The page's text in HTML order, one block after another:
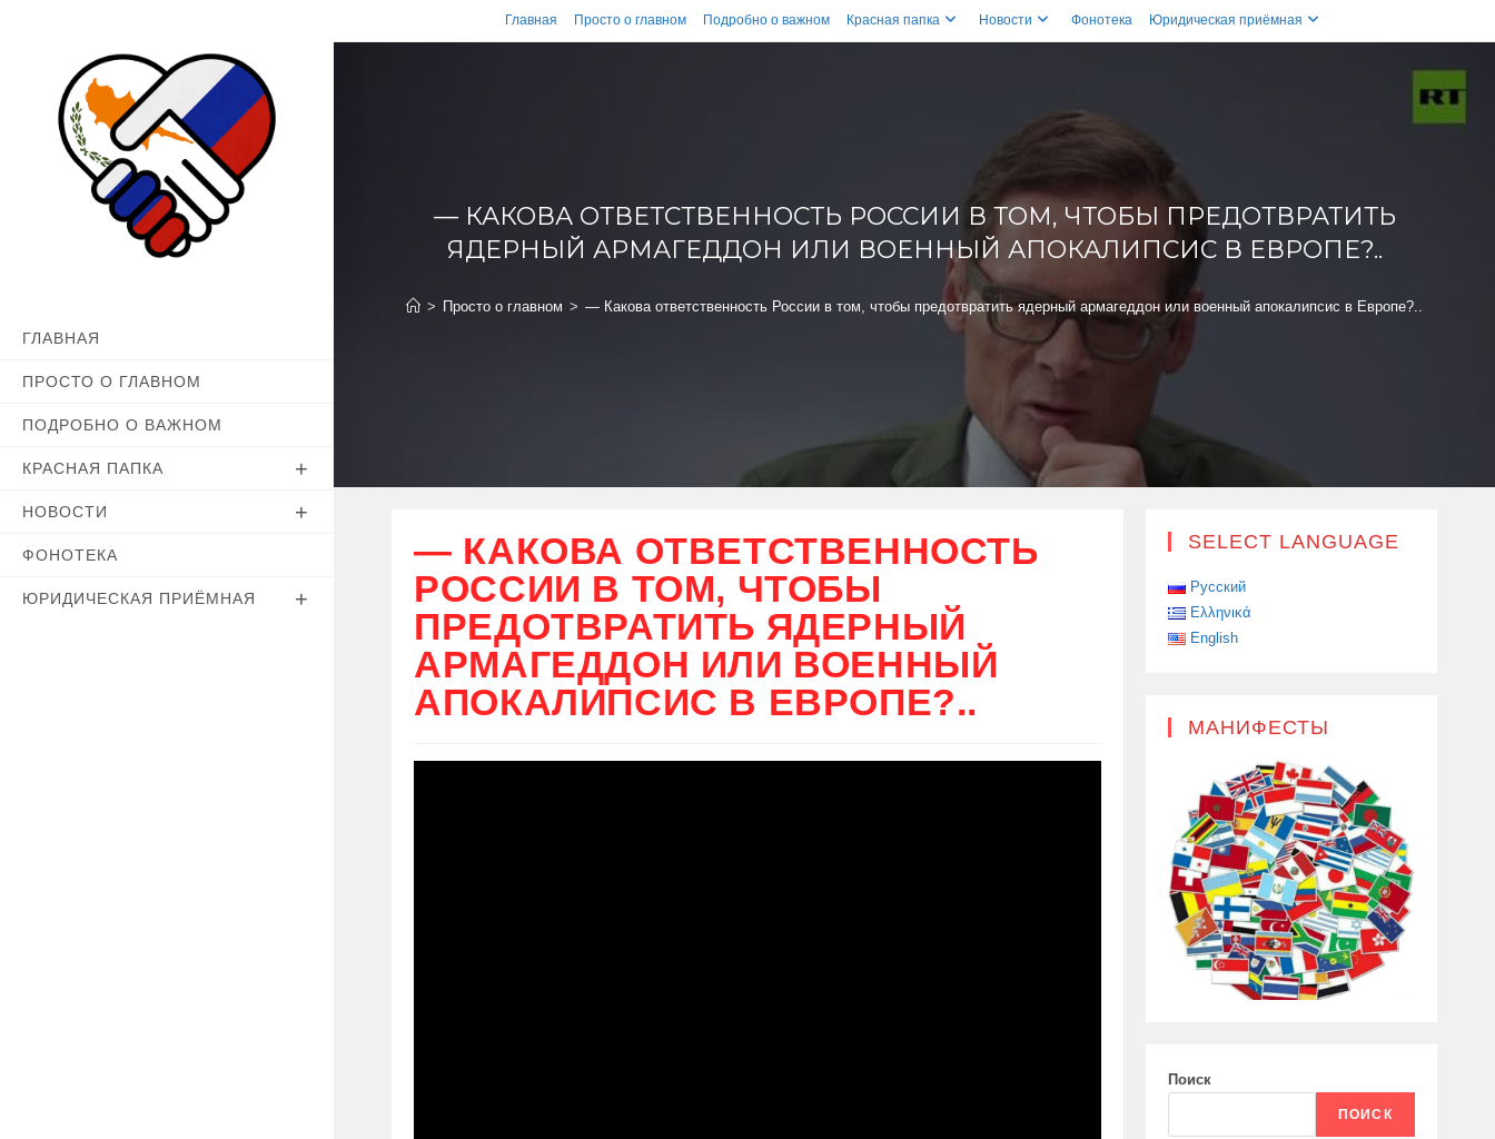
к
Главная Просто о главном Подробно о важном Красная папка Новости Фонотека Юридическая приёмная
ГЛАВНАЯ
ПРОСТО О ГЛАВНОМ
ПОДРОБНО О ВАЖНОМ
КРАСНАЯ ПАПКА
НОВОСТИ
ФОНОТЕКА
ЮРИДИЧЕСКАЯ ПРИЁМНАЯ
— КАКОВА ОТВЕТСТВЕННОСТЬ РОССИИ В ТОМ, ЧТОБЫ ПРЕДОТВРАТИТЬ
ЯДЕРНЫЙ АРМАГЕДДОН ИЛИ ВОЕННЫЙ АПОКАЛИПСИС В ЕВРОПЕ?..
> Просто о главном > — Какова ответственность России в том, чтобы предотвратить ядерный армагеддон или военный апокалипсис в Европе?..
— КАКОВА ОТВЕТСТВЕННОСТЬ
РОССИИ В ТОМ, ЧТОБЫ
ПРЕДОТВРАТИТЬ ЯДЕРНЫЙ
АРМАГЕДДОН ИЛИ ВОЕННЫЙ
АПОКАЛИПСИС В ЕВРОПЕ?..
SELECT LANGUAGE
Русский
Ελληνικά
English
МАНИФЕСТЫ
Поиск
ПОИСК